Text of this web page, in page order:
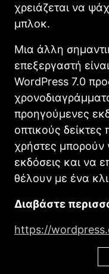
χρειάζεται να
μπλοκ.
Μια άλλη
επεξεργαστή
WordPress 7.0
προηγούμενες
οπτικούς
χρήστες μπορούν
εκδόσεις και να
θέλουν με ένα
Διαβάστε
https://